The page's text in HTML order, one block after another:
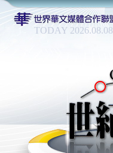
TODAY 2026.08.08